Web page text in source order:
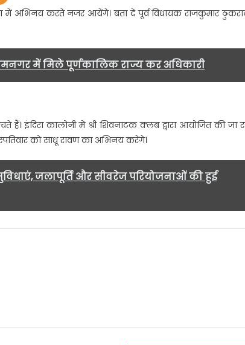
में अभिनय करते नजर आयेंगे। बता दें पूर्व विधायक राजकुमार
में मिले पूर्णकालिक राज्य कर अधिकारी
कालोनी में श्री शिवनाटक क्लब द्वारा आयोजित की जा
को साधू रावण का अभिनय करेंगे।
जलापूर्ति और सीवरेज परियोजनाओं की हुई